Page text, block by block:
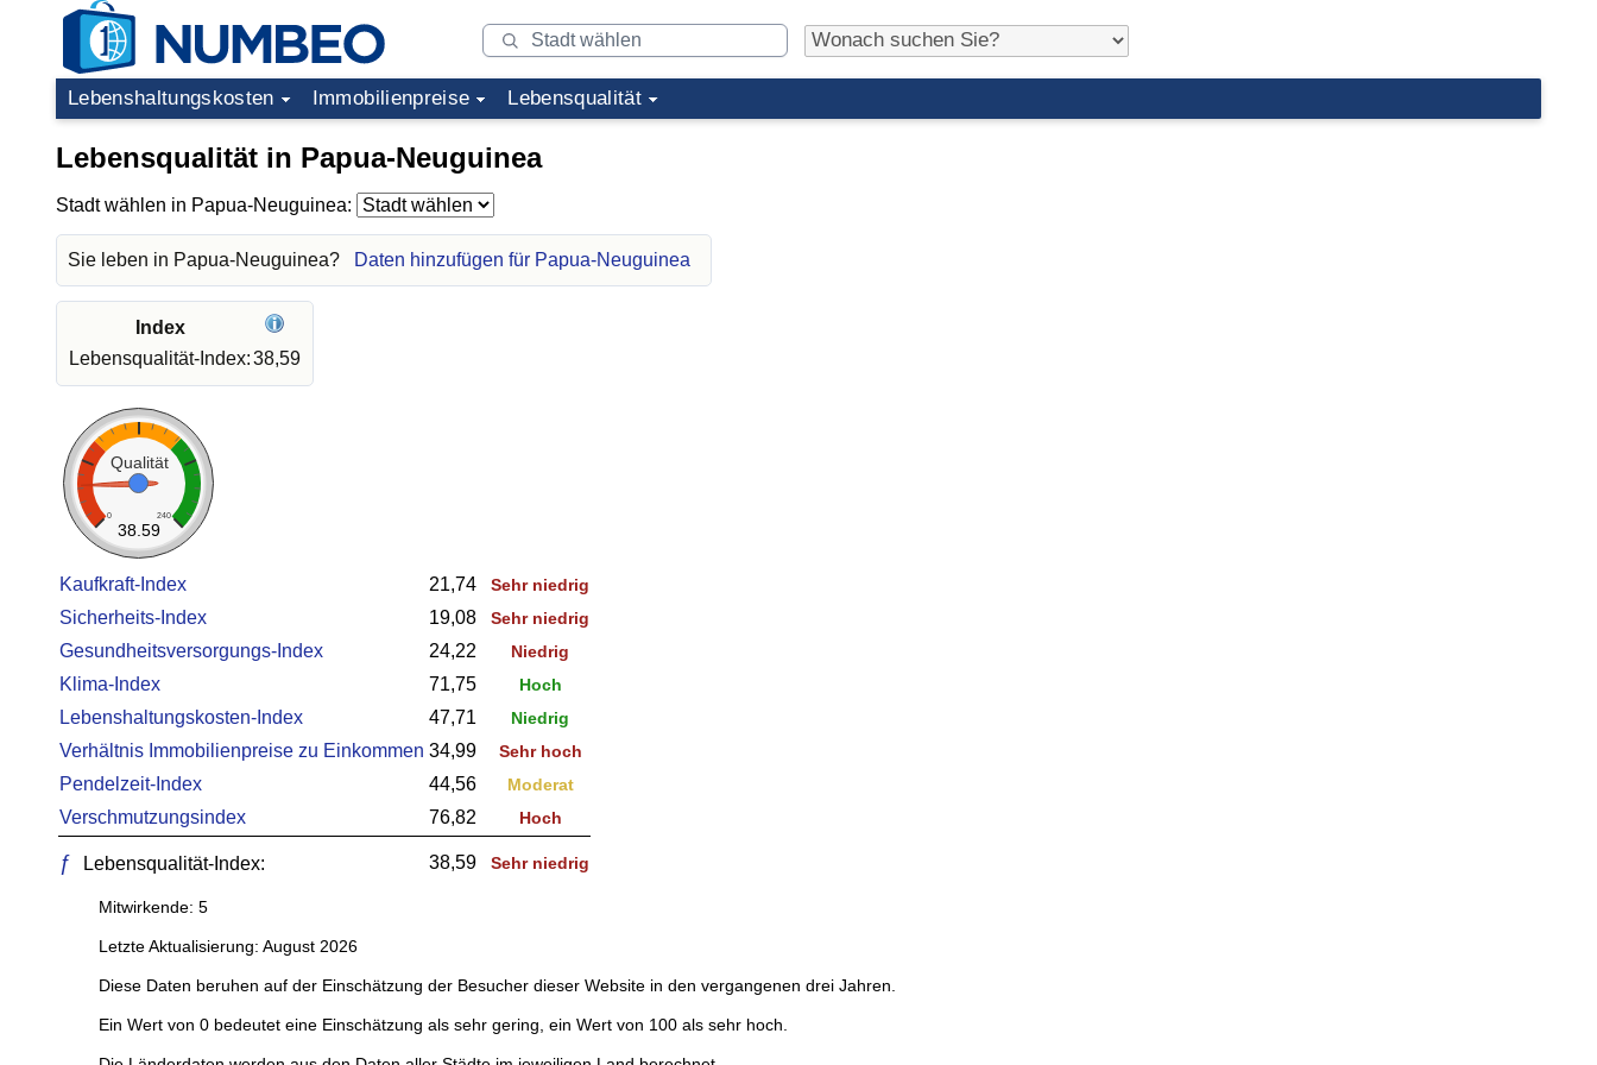
Lebenshaltungskosten Immobilienpreise Lebensqualität
Lebensqualität in Papua-Neuguinea
Stadt wählen in Papua-Neuguinea:
Sie leben in Papua-Neuguinea? Daten hinzufügen für Papua-Neuguinea
Index
Lebensqualität-Index:38,59
Qualität
0 240
38.59
Kaufkraft-Index 21,74 Sehr niedrig
Sicherheits-Index 19,08 Sehr niedrig
Gesundheitsversorgungs-Index 24,22 Niedrig
Klima-Index 71,75 Hoch
Lebenshaltungskosten-Index 47,71 Niedrig
Verhältnis Immobilienpreise zu Einkommen 34,99 Sehr hoch
Pendelzeit-Index 44,56 Moderat
Verschmutzungsindex 76,82 Hoch
ƒ Lebensqualität-Index: 38,59 Sehr niedrig
Mitwirkende: 5
Letzte Aktualisierung: August 2026
Diese Daten beruhen auf der Einschätzung der Besucher dieser Website in den vergangenen drei Jahren.
Ein Wert von 0 bedeutet eine Einschätzung als sehr gering, ein Wert von 100 als sehr hoch.